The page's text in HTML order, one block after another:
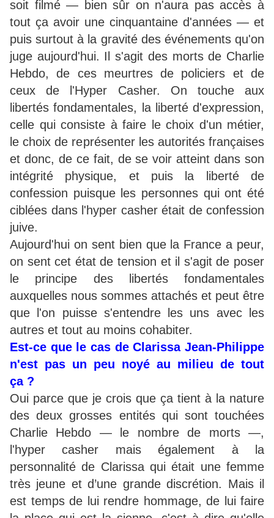
soit filmé — bien sûr on n'aura pas accès à
tout ça avoir une cinquantaine d'années — et
puis surtout à la gravité des événements qu'on
juge aujourd'hui. Il s'agit des morts de Charlie
Hebdo, de ces meurtres de policiers et de
ceux de l'Hyper Casher. On touche aux
libertés fondamentales, la liberté d'expression,
celle qui consiste à faire le choix d'un métier,
le choix de représenter les autorités françaises
et donc, de ce fait, de se voir atteint dans son
intégrité physique, et puis la liberté de
confession puisque les personnes qui ont été
ciblées dans l'hyper casher était de confession
juive.
Aujourd'hui on sent bien que la France a peur,
on sent cet état de tension et il s'agit de poser
le principe des libertés fondamentales
auxquelles nous sommes attachés et peut être
que l'on puisse s'entendre les uns avec les
autres et tout au moins cohabiter.
Est-ce que le cas de Clarissa Jean-Philippe
n'est pas un peu noyé au milieu de tout
ça ?
Oui parce que je crois que ça tient à la nature
des deux grosses entités qui sont touchées
Charlie Hebdo — le nombre de morts —,
l'hyper casher mais également à la
personnalité de Clarissa qui était une femme
très jeune et d’une grande discrétion. Mais il
est temps de lui rendre hommage, de lui faire